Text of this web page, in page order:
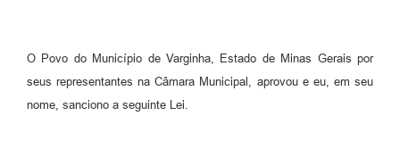
O Povo do Município de Varginha, Estado de Minas Gerais por
seus representantes na Câmara Municipal, aprovou e eu, em seu
nome, sanciono a seguinte Lei.